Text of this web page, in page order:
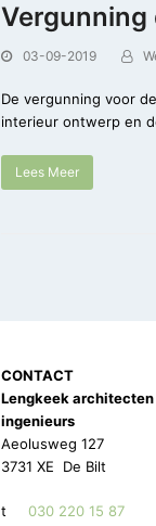
Vergunning
03-09-2019
De vergunning voor
interieur ontwerp en
Lees Meer
CONTACT
Lengkeek architecten
ingenieurs
Aeolusweg 127
3731 XE De Bilt
t 030 220 15 87